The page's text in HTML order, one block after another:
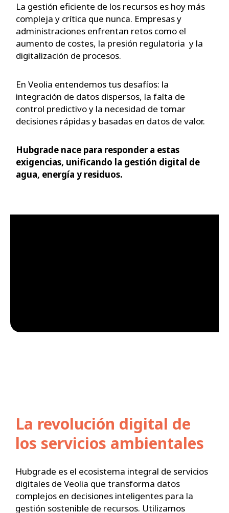
La gestión eficiente de los recursos es hoy más
compleja y crítica que nunca. Empresas y
administraciones enfrentan retos como el
aumento de costes, la presión regulatoria y la
digitalización de procesos.
En Veolia entendemos tus desafíos: la
integración de datos dispersos, la falta de
control predictivo y la necesidad de tomar
decisiones rápidas y basadas en datos de valor.
Hubgrade nace para responder a estas
exigencias, unificando la gestión digital de
agua, energía y residuos.
La revolución digital de
los servicios ambientales
Hubgrade es el ecosistema integral de servicios
digitales de Veolia que transforma datos
complejos en decisiones inteligentes para la
gestión sostenible de recursos. Utilizamos